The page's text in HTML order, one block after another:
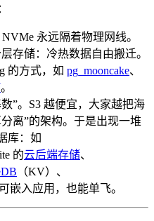
永远隔着物理网线。
存储：冷热数据自由搬迁。
的方式，如 pg_mooncake、
。
”。S3 越便宜，大家越把海
离”的架构。于是出现一堆
库：如
的云后端存储、
（KV）、
嵌入应用，也能单飞。